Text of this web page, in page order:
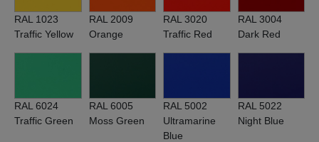
RAL 1023
Traffic Yellow
RAL 2009
Orange
RAL 3020
Traffic Red
RAL 3004
Dark Red
RAL 6024
Traffic Green
RAL 6005
Moss Green
RAL 5002
Ultramarine
Blue
RAL 5022
Night Blue